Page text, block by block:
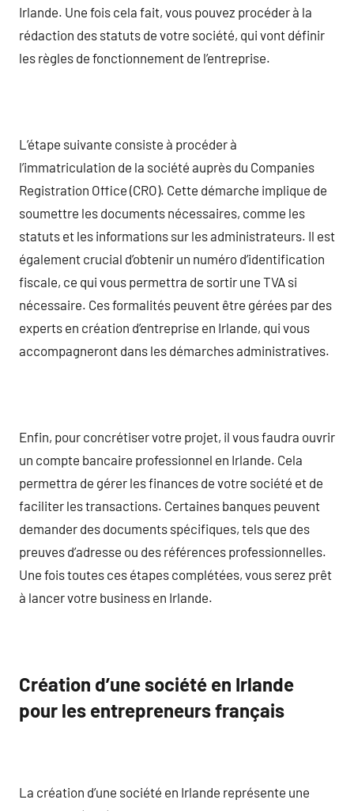
Irlande. Une fois cela fait, vous pouvez procéder à la
rédaction des statuts de votre société, qui vont définir
les règles de fonctionnement de l’entreprise.
L’étape suivante consiste à procéder à
l’immatriculation de la société auprès du Companies
Registration Office (CRO). Cette démarche implique de
soumettre les documents nécessaires, comme les
statuts et les informations sur les administrateurs. Il est
également crucial d’obtenir un numéro d’identification
fiscale, ce qui vous permettra de sortir une TVA si
nécessaire. Ces formalités peuvent être gérées par des
experts en création d’entreprise en Irlande, qui vous
accompagneront dans les démarches administratives.
Enfin, pour concrétiser votre projet, il vous faudra ouvrir
un compte bancaire professionnel en Irlande. Cela
permettra de gérer les finances de votre société et de
faciliter les transactions. Certaines banques peuvent
demander des documents spécifiques, tels que des
preuves d’adresse ou des références professionnelles.
Une fois toutes ces étapes complétées, vous serez prêt
à lancer votre business en Irlande.
Création d’une société en Irlande
pour les entrepreneurs français
La création d’une société en Irlande représente une